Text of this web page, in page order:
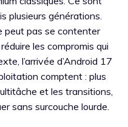
plusieurs générations.
peut pas se contenter
les compromis qui
l’arrivée d’Android 17
comptent : plus
et les transitions,
sans surcouche lourde.